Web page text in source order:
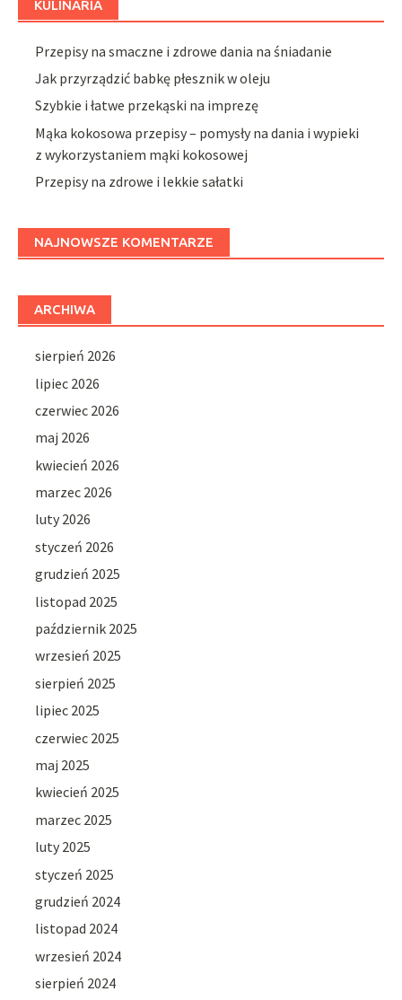
KULINARIA
Przepisy na smaczne i zdrowe dania na śniadanie
Jak przyrządzić babkę płesznik w oleju
Szybkie i łatwe przekąski na imprezę
Mąka kokosowa przepisy – pomysły na dania i wypieki
z wykorzystaniem mąki kokosowej
Przepisy na zdrowe i lekkie sałatki
NAJNOWSZE KOMENTARZE
ARCHIWA
sierpień 2026
lipiec 2026
czerwiec 2026
maj 2026
kwiecień 2026
marzec 2026
luty 2026
styczeń 2026
grudzień 2025
listopad 2025
październik 2025
wrzesień 2025
sierpień 2025
lipiec 2025
czerwiec 2025
maj 2025
kwiecień 2025
marzec 2025
luty 2025
styczeń 2025
grudzień 2024
listopad 2024
wrzesień 2024
sierpień 2024